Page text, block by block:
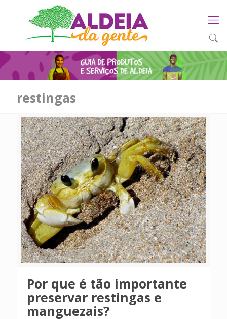
restingas
Por que é tão importante
preservar restingas e
manguezais?